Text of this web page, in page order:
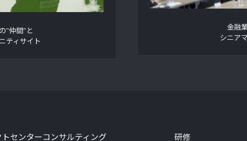
"仲間"と
ティサイト
金融
シニア
トセンターコンサルティング 研修